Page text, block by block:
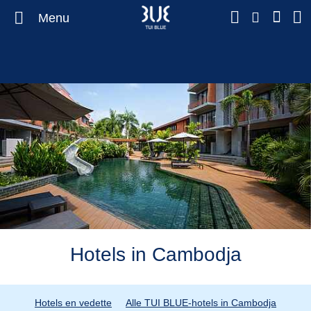
Menu
Hotels in Cambodja
Hotels en vedette Alle TUI BLUE-hotels in Cambodja